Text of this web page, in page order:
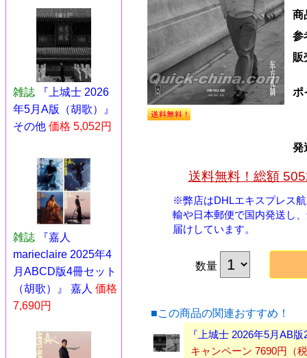
雑誌
『上城士 2026
年5月A版（胡歌）』
その他 価格 5,052円
雑誌
『嘉人
marieclaire 2025年4
月ABCD版4冊セット
（胡歌）』 嘉人 価格
7,690円
商
参
販
ポ
発
送料無料！総額
※弊店はDHLエキスプレス
輸や日本郵便で国内発送し
届けしています。
数量
■この商品の関連おすすめ！
『上城士 2026年5月AB
キャンペーン 7690円（